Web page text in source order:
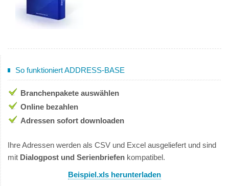
So funktioniert ADDRESS-BASE
Branchenpakete auswählen
Online bezahlen
Adressen sofort downloaden
Ihre Adressen werden als CSV und Excel ausgeliefert und sind
mit Dialogpost und Serienbriefen kompatibel.
Beispiel.xls herunterladen